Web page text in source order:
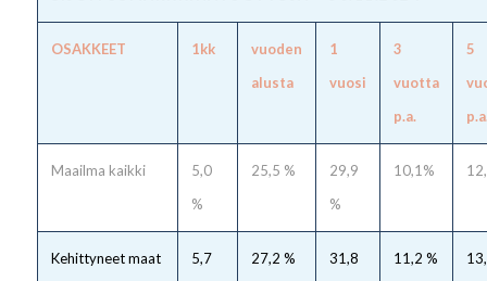
OSAKKEET 1kk
vuoden
alusta
1
vuosi
3
vuotta
p.a.
5
Maailma kaikki
5,0
%
25,5 %
29,9
%
10,1%
Kehittyneet maat
5,7
27,2 %
31,8
11,2 %